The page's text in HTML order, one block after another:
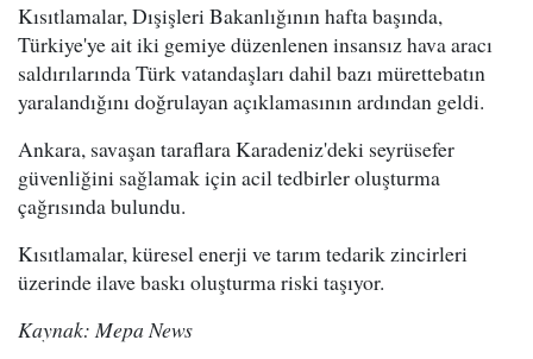
Kısıtlamalar, Dışişleri Bakanlığının hafta başında,
Türkiye'ye ait iki gemiye düzenlenen insansız hava aracı
saldırılarında Türk vatandaşları dahil bazı mürettebatın
yaralandığını doğrulayan açıklamasının ardından geldi.
Ankara, savaşan taraflara Karadeniz'deki seyrüsefer
güvenliğini sağlamak için acil tedbirler oluşturma
çağrısında bulundu.
Kısıtlamalar, küresel enerji ve tarım tedarik zincirleri
üzerinde ilave baskı oluşturma riski taşıyor.
Kaynak: Mepa News